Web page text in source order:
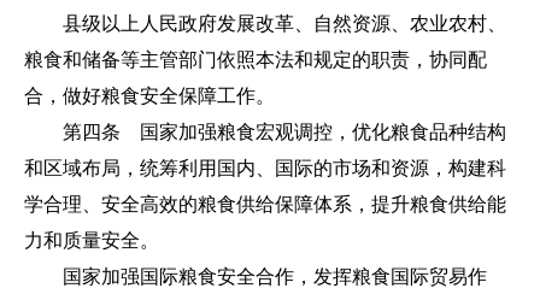
县级以上人民政府发展改革、自然资源、农业农村、
粮食和储备等主管部门依照本法和规定的职责，协同配
合，做好粮食安全保障工作。
第四条 国家加强粮食宏观调控，优化粮食品种结构
和区域布局，统筹利用国内、国际的市场和资源，构建科
学合理、安全高效的粮食供给保障体系，提升粮食供给能
力和质量安全。
国家加强国际粮食安全合作，发挥粮食国际贸易作